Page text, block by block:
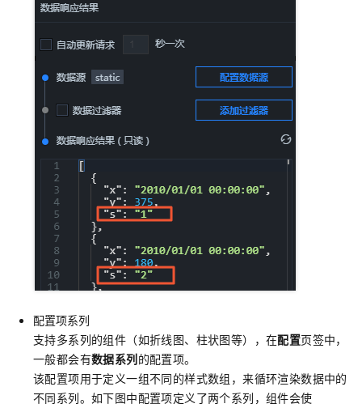
配置项系列
支持多系列的组件（如折线图、柱状图等），在配置页签中，
一般都会有数据系列的配置项。
该配置项用于定义一组不同的样式数组，来循环渲染数据中的
不同系列。如下图中配置项定义了两个系列，组件会使